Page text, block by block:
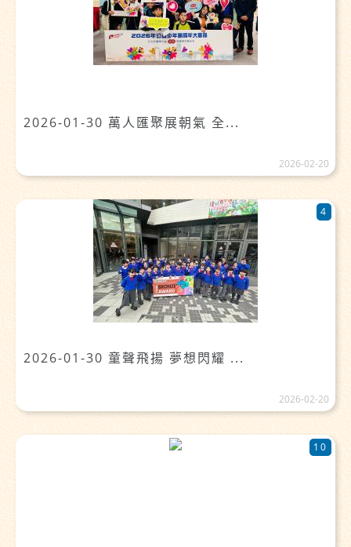
2026-01-30 萬人匯聚展朝氣 全...
2026-02-20
2026-01-30 童聲飛揚 夢想閃耀 ...
4
2026-02-20
10